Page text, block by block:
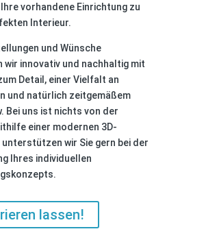
vorhandene Einrichtung zu
Interieur.
und Wünsche
wir innovativ und nachhaltig mit
Detail, einer Vielfalt an
und natürlich zeitgemäßem
Bei uns ist nichts von der
einer modernen 3D-
wir Sie gern bei der
Ihres individuellen
lassen!